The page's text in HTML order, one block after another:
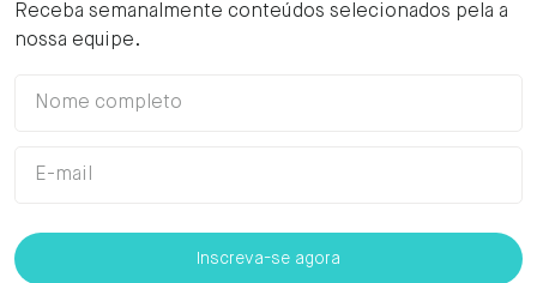
Receba semanalmente conteúdos selecionados pela a
nossa equipe.